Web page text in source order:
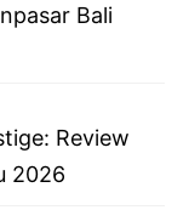
Bali
Review
2026